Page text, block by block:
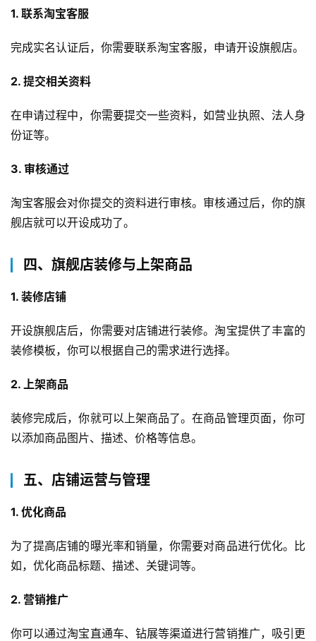
1. 联系淘宝客服
完成实名认证后，你需要联系淘宝客服，申请开设旗舰店。
2. 提交相关资料
在申请过程中，你需要提交一些资料，如营业执照、法人身
份证等。
3. 审核通过
淘宝客服会对你提交的资料进行审核。审核通过后，你的旗
舰店就可以开设成功了。
四、旗舰店装修与上架商品
1. 装修店铺
开设旗舰店后，你需要对店铺进行装修。淘宝提供了丰富的
装修模板，你可以根据自己的需求进行选择。
2. 上架商品
装修完成后，你就可以上架商品了。在商品管理页面，你可
以添加商品图片、描述、价格等信息。
五、店铺运营与管理
1. 优化商品
为了提高店铺的曝光率和销量，你需要对商品进行优化。比
如，优化商品标题、描述、关键词等。
2. 营销推广
你可以通过淘宝直通车、钻展等渠道进行营销推广，吸引更